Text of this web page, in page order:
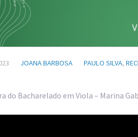
JOANA BARBOSA PAULO SILVA,
do Bacharelado em Viola – Marina